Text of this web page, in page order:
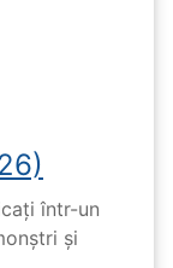
într-un
și